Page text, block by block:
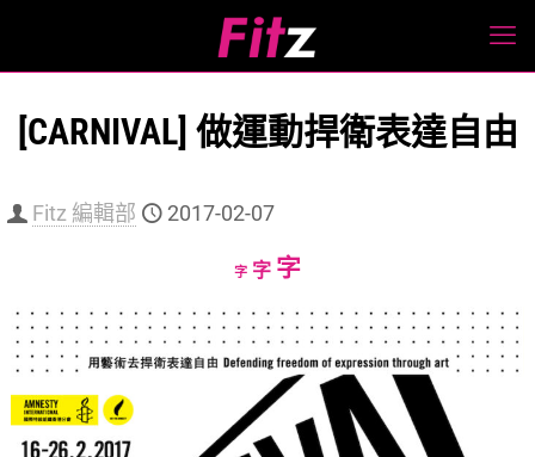
[CARNIVAL] 做運動捍衛表達自由
Fitz 編輯部 2017-02-07
字Decrease
size.
字Reset
size.
字Increase
size.